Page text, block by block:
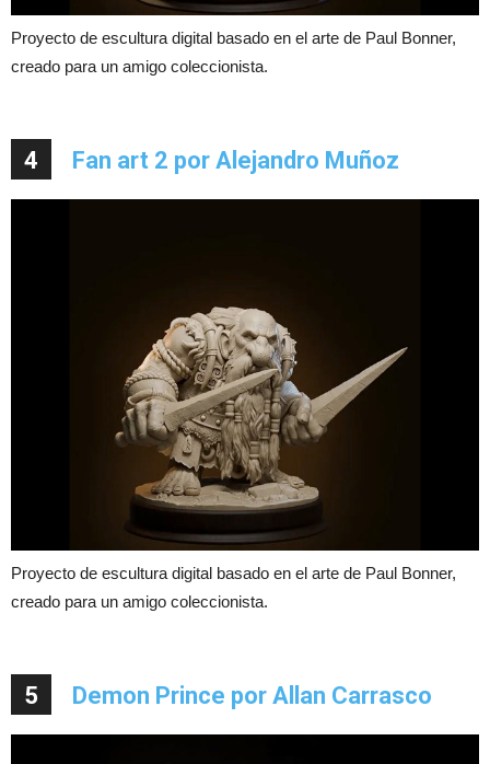
Proyecto de escultura digital basado en el arte de Paul Bonner,
creado para un amigo coleccionista.
4 Fan art 2 por Alejandro Muñoz
Proyecto de escultura digital basado en el arte de Paul Bonner,
creado para un amigo coleccionista.
5 Demon Prince por Allan Carrasco